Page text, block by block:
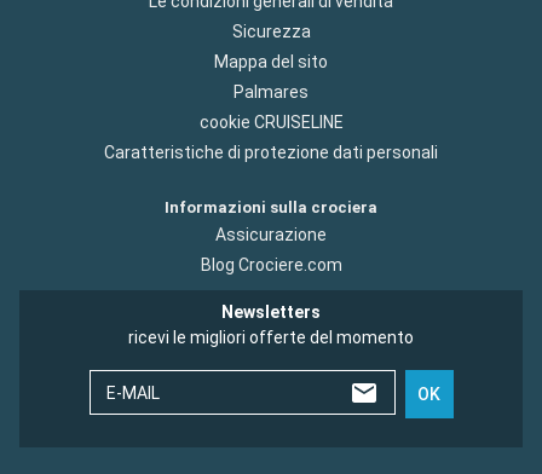
Sicurezza
Mappa del sito
Palmares
cookie CRUISELINE
Caratteristiche di protezione dati personali
Informazioni sulla crociera
Assicurazione
Blog Crociere.com
Newsletters
ricevi le migliori offerte del momento
E-MAIL OK